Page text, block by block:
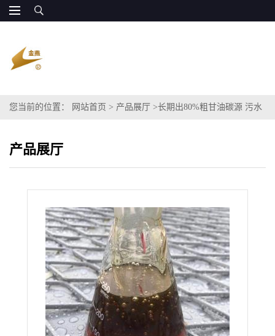
您当前的位置： 网站首页 > 产品展厅 >长期出80%粗甘油碳源 污水
产品展厅